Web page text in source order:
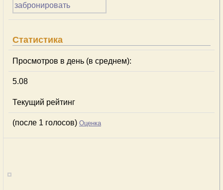
Статистика
Просмотров в день (в среднем):
5.08
Текущий рейтинг
(после 1 голосов) Оценка